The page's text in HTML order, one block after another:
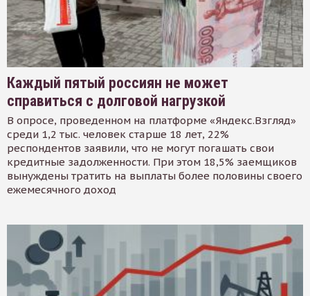
Каждый пятый россиян не может
справиться с долговой нагрузкой
В опросе, проведенном на платформе «Яндекс.Взгляд»
среди 1,2 тыс. человек старше 18 лет, 22%
респондентов заявили, что не могут погашать свои
кредитные задолженности. При этом 18,5% заемщиков
вынуждены тратить на выплаты более половины своего
ежемесячного доход